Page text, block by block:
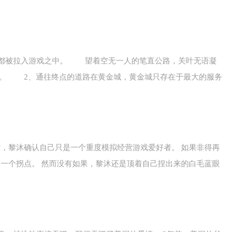
被拉入游戏之中。 望着空无一人的笔直公路，关叶无语凝
2、通往终点的道路在黄金城，黄金城只存在于最大的服务
注意时间，珍惜眼前景色。 5、太阳落山之后是危险的，我
默默钻进身旁刚刷出来的迷你两座车里，并拆开了摆放在副
通的金属卡片，是诸多杂乱物品中不起眼的一个。 但等到她
沐确认自己只是一个重度模拟经营游戏爱好者。 如果非得再
个拐点。 然而没有如果，黎沐还是顶着自己捏出来的白毛蓝眼
上，人类开启了另类的航海时代。 雾中世界的列车冲破迷雾，
疗、教育、娱乐”为一体， 火车站及其周边商业圈，成为了人